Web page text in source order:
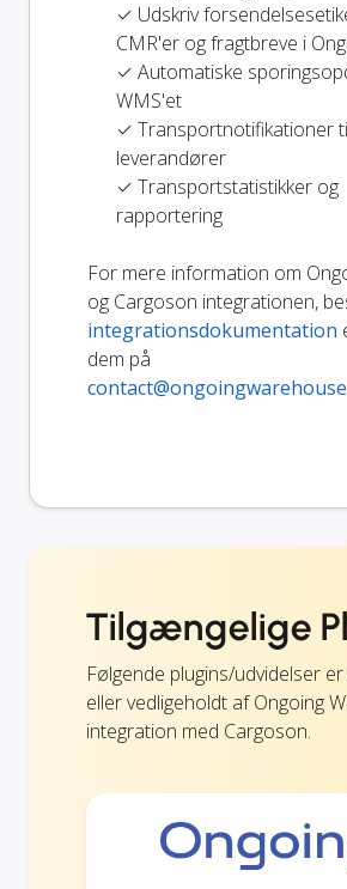
✓ Udskriv
CMR'er og fragtbreve i
✓ Automatiske
WMS'et
✓ Transportnotifikationer
leverandører
✓ Transportstatistikker og
rapportering
For mere information om
og Cargoson integrationen,
integrationsdokumentation
dem på
Tilgængelige
Følgende plugins/udvidelser
eller vedligeholdt af Ongoing
integration med Cargoson.